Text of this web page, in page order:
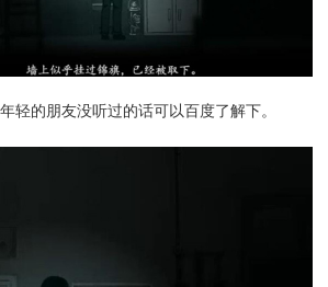
轻的朋友没听过的话可以百度了解下。